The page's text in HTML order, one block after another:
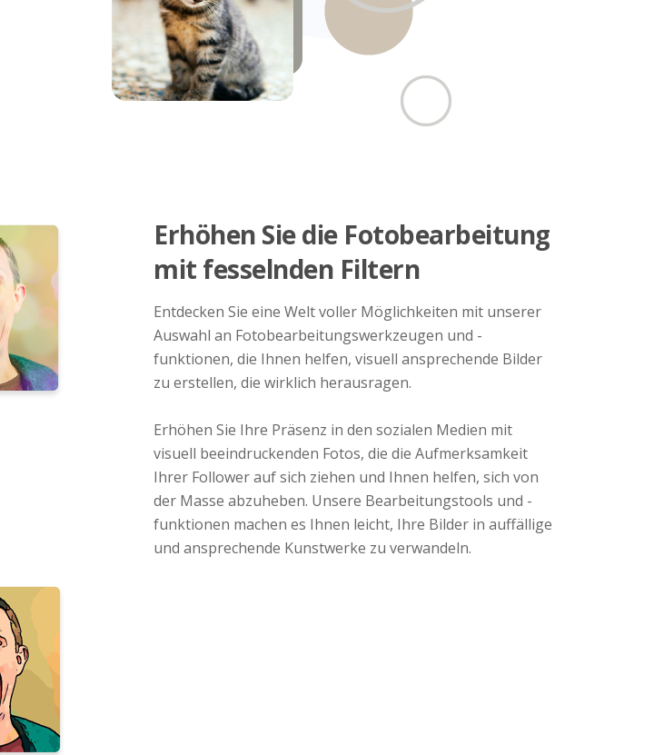
Erhöhen Sie die Fotobearbeitung
mit fesselnden Filtern
Entdecken Sie eine Welt voller Möglichkeiten mit unserer
Auswahl an Fotobearbeitungswerkzeugen und -
funktionen, die Ihnen helfen, visuell ansprechende Bilder
zu erstellen, die wirklich herausragen.
Erhöhen Sie Ihre Präsenz in den sozialen Medien mit
visuell beeindruckenden Fotos, die die Aufmerksamkeit
Ihrer Follower auf sich ziehen und Ihnen helfen, sich von
der Masse abzuheben. Unsere Bearbeitungstools und -
funktionen machen es Ihnen leicht, Ihre Bilder in auffällige
und ansprechende Kunstwerke zu verwandeln.